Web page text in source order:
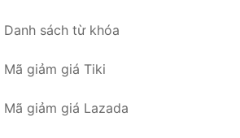
Danh sách từ khóa
Mã giảm giá Tiki
Mã giảm giá Lazada